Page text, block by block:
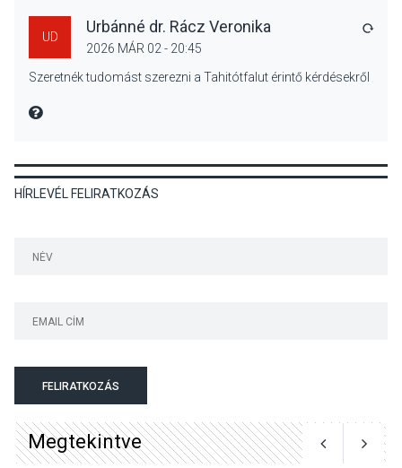
Bogdányban programokkal
játszóterei
UD
Urbánné dr. Rácz Veronika
2026 MÁR 02 - 20:45
Szeretnék tudomást szerezni a Tahitótfalut érintő kérdésekről
MIRE MONDTA
HÍRLEVÉL FELIRATKOZÁS
FELIRATKOZÁS
Megtekintve